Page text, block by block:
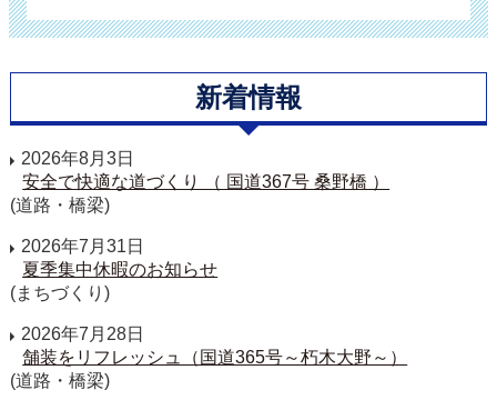
新着情報
2026年8月3日
安全で快適な道づくり （ 国道367号 桑野橋 ）
(道路・橋梁)
2026年7月31日
夏季集中休暇のお知らせ
(まちづくり)
2026年7月28日
舗装をリフレッシュ（国道365号～朽木大野～）
(道路・橋梁)